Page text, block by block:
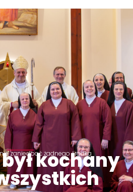
zaniedbać żadnego środka
kochany